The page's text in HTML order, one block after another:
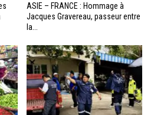
ASIE – FRANCE : Hommage à
Jacques Gravereau, passeur entre
la...